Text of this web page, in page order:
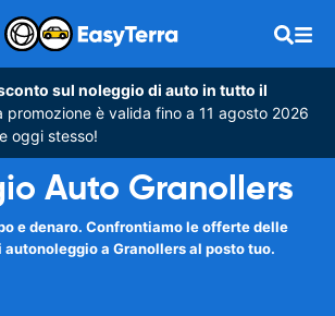
sul noleggio di auto in tutto il
promozione è valida fino a 11 agosto 2026
oggi stesso!
Auto Granollers
e denaro. Confrontiamo le offerte delle
autonoleggio a Granollers al posto tuo.